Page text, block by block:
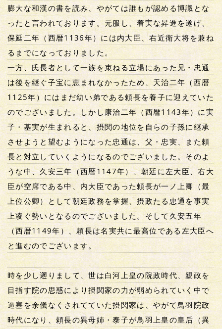
膨大な和漢の書を読み、やがては誰もが認める博識とな
ったと言われております。元服し、着実な昇進を遂げ、
保延二年（西暦1136年）には内大臣、右近衛大将を兼ね
るまでになっておりました。
一方、氏長者として一族を束ねる立場にあった兄・忠通
は後を継ぐ子宝に恵まれなかったため、天治二年（西暦
1125年）にはまだ幼い弟である頼長を養子に迎えていた
のでございました。しかし康治二年（西暦1143年）に実
子・基実が生まれると、摂関の地位を自らの子孫に継承
させようと望むようになった忠通は、父・忠実、また頼
長と対立していくようになるのでございました。そのよ
うな中、久安三年（西暦1147年）、朝廷に左大臣、右大
臣が空席である中、内大臣であった頼長が一ノ上卿（最
上位公卿）として朝廷政務を掌握、摂政たる忠通を事実
上凌ぐ勢いとなるのでございました。そして久安五年
（西暦1149年）、頼長は名実共に最高位である左大臣へ
と進むのでございます。
時を少し遡りまして、世は白河上皇の院政時代、親政を
目指す院の思惑により摂関家の力が弱められていく中で
逼塞を余儀なくされてていた摂関家は、やがて鳥羽院政
時代になり、頼長の異母姉・泰子が鳥羽上皇の皇后（異